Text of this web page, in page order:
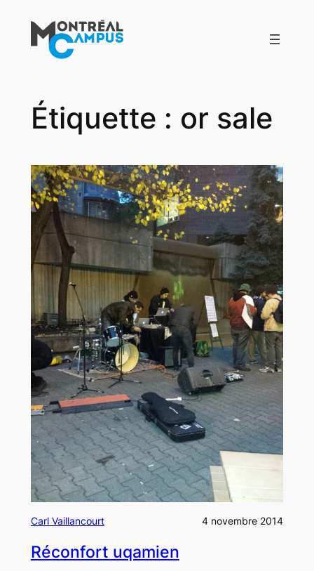
contenu
Étiquette : or sale
Carl Vaillancourt 4 novembre 2014
Réconfort uqamien